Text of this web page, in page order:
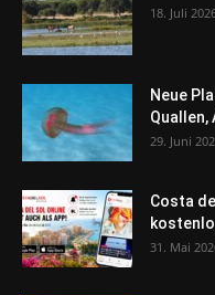
18. Juli
Neue
Quallen,
29. Juni
Costa
31. Mai